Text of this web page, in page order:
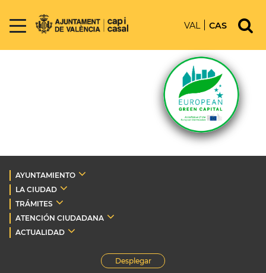
VAL CAS
AYUNTAMIENTO
LA CIUDAD
TRÁMITES
ATENCIÓN CIUDADANA
ACTUALIDAD
Desplegar